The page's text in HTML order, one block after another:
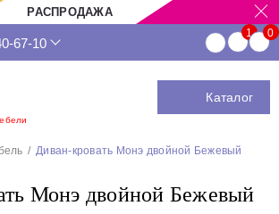
РАСПРОДАЖА
67-10
Каталог
Диван-кровать Монэ двойной Бежевый
Монэ двойной Бежевый